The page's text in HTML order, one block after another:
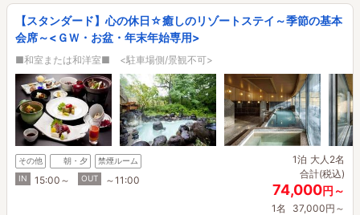
【スタンダード】心の休日☆癒しのリゾートステイ～季節の基本
会席～<ＧＷ・お盆・年末年始専用>
■和室または和洋室■ <駐車場側/景観不可>
その他 朝・夕
禁煙ルーム
IN
15:00～ OUT ～11:00
1泊 大人2名
合計(税込)
74,000円～
1名 37,000円～